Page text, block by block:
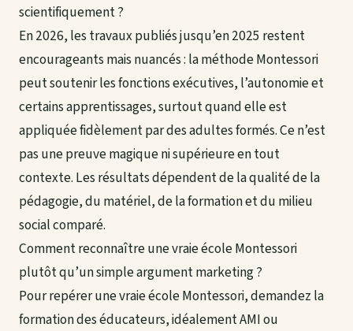
scientifiquement ?
En 2026, les travaux publiés jusqu’en 2025 restent
encourageants mais nuancés : la méthode Montessori
peut soutenir les fonctions exécutives, l’autonomie et
certains apprentissages, surtout quand elle est
appliquée fidèlement par des adultes formés. Ce n’est
pas une preuve magique ni supérieure en tout
contexte. Les résultats dépendent de la qualité de la
pédagogie, du matériel, de la formation et du milieu
social comparé.
Comment reconnaître une vraie école Montessori
plutôt qu’un simple argument marketing ?
Pour repérer une vraie école Montessori, demandez la
formation des éducateurs, idéalement AMI ou